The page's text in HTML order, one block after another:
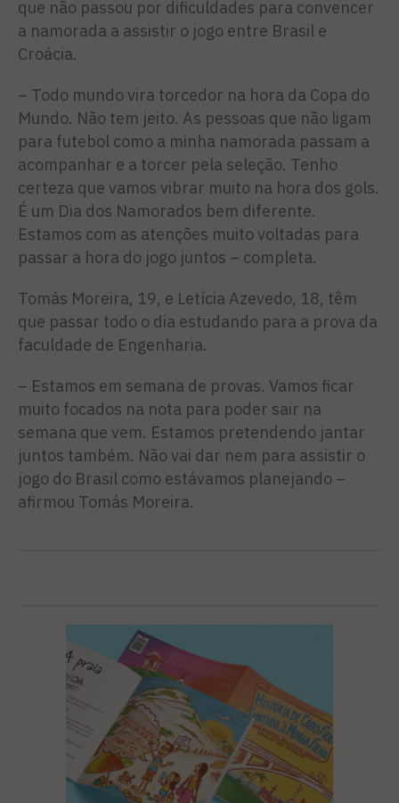
que não passou por dificuldades para convencer
a namorada a assistir o jogo entre Brasil e
Croácia.
– Todo mundo vira torcedor na hora da Copa do
Mundo. Não tem jeito. As pessoas que não ligam
para futebol como a minha namorada passam a
acompanhar e a torcer pela seleção. Tenho
certeza que vamos vibrar muito na hora dos gols.
É um Dia dos Namorados bem diferente.
Estamos com as atenções muito voltadas para
passar a hora do jogo juntos – completa.
Tomás Moreira, 19, e Letícia Azevedo, 18, têm
que passar todo o dia estudando para a prova da
faculdade de Engenharia.
– Estamos em semana de provas. Vamos ficar
muito focados na nota para poder sair na
semana que vem. Estamos pretendendo jantar
juntos também. Não vai dar nem para assistir o
jogo do Brasil como estávamos planejando –
afirmou Tomás Moreira.